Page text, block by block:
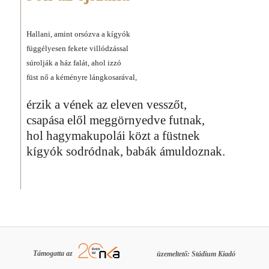
Hallani, amint orsózva a kígyók
függélyesen fekete villódzással
súrolják a ház falát, ahol izzó
füst nő a kéményre lángkosarával,
érzik a vének az eleven vesszőt,
csapása elől meggörnyedve futnak,
hol hagymakupolái közt a füstnek
kígyók sodródnak, babák ámuldoznak.
Támogatta az üzemeltető: Stádium Kiadó